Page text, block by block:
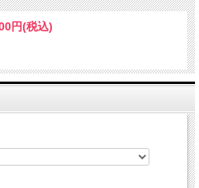
正のティップに比べて大型化されることによ
垂直方向の調整に対応。
垂直方向の調整に対応。
円(税込)